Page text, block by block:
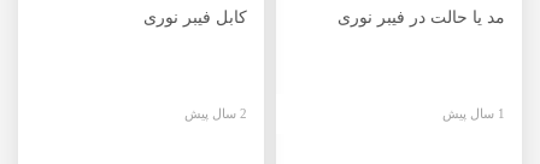
مد یا حالت در فیبر نوری کابل فیبر نوری